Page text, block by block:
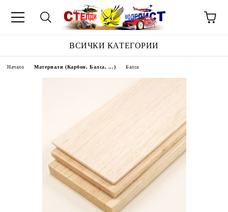
ВСИЧКИ КАТЕГОРИИ
Начало Материали (Карбон, Балса, ...) Балса